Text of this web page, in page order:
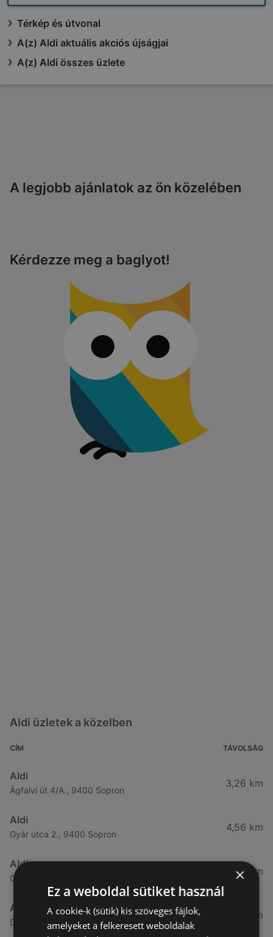
Térkép és útvonal
A(z) Aldi aktuális akciós újságjai
A(z) Aldi összes üzlete
A legjobb ajánlatok az ön közelében
Kérdezze meg a baglyot!
Aldi üzletek a közelben
CÍM TÁVOLSÁG
Aldi
Ágfalvi út 4/A., 9400 Sopron
3,26 km
Aldi
Gyár utca 2., 9400 Sopron
4,56 km
Aldi
Győri út 45., 9400 Sopron
7,57 km
Aldi
Demeter utca 2., 9700 Szombathely
49,08 km
×
Ez a weboldal sütiket használ
A cookie-k (sütik) kis szöveges fájlok,
amelyeket a felkeresett weboldalak